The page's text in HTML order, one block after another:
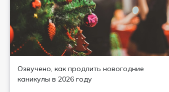
Озвучено, как продлить новогодние
каникулы в 2026 году